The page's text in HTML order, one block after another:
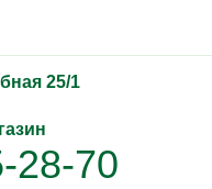
25/1
28-70